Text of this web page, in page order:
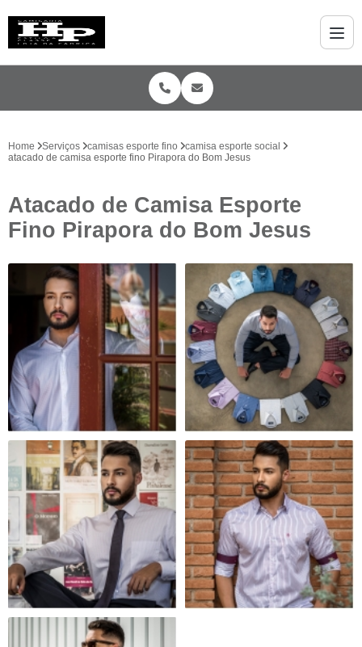
Home Serviços camisas esporte fino
camisa esporte social
atacado de camisa esporte fino Pirapora do Bom Jesus
Atacado de Camisa Esporte
Fino Pirapora do Bom Jesus